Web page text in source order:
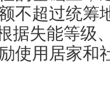
不超过统筹
据失能等级
使用居家和